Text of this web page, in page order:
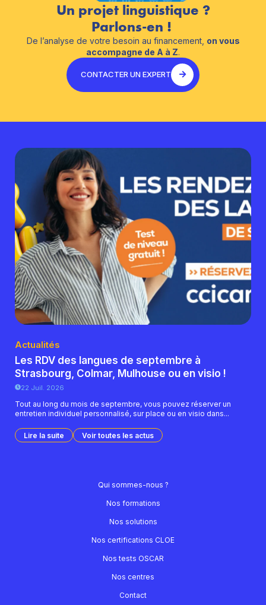
Un projet linguistique ?
Parlons-en !
De l’analyse de votre besoin au financement, on vous
accompagne de A à Z.
CONTACTER UN EXPERT
Qui sommes-nous ?
Nos formations
Nos solutions
Nos certifications CLOE
Nos tests OSCAR
Nos centres
Contact
Actualités
Les RDV des langues de septembre à
Strasbourg, Colmar, Mulhouse ou en visio !
22 Juil. 2026
Tout au long du mois de septembre, vous pouvez réserver un
entretien individuel personnalisé, sur place ou en visio dans...
Lire la suite Voir toutes les actus